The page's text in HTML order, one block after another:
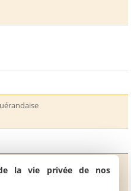
la vie privée de nos